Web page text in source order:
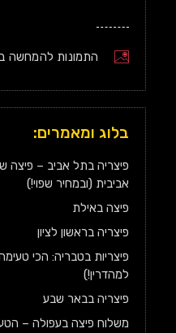
התמונות להמחשה
בלוג ומאמרים:
פיצריה בתל אביב – פיצה
אביבית (ובמחיר שפוי!)
פיצה באילת
פיצריה בראשון לציון
פיצריות בטבריה: הכי
למהדרין!)
פיצריה בבאר שבע
משלוח פיצה בעפולה –